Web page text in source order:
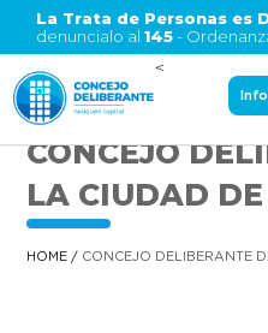
La Trata de Personas es
denuncialo al 145- Ordenanza
<
CONCEJO
LA CIUDAD
HOME / CONCEJO DELIBERANTE